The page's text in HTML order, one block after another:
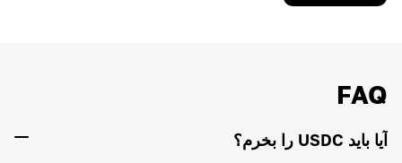
FAQ
آیا باید USDC را بخرم؟